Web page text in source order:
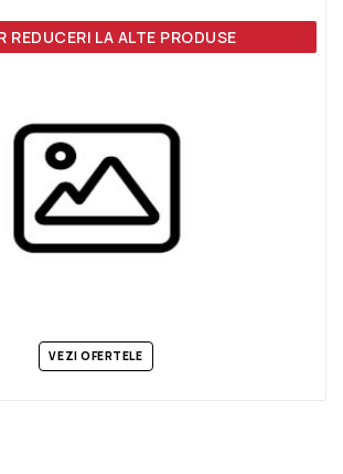
REDUCERI LA ALTE PRODUSE
VEZI OFERTELE